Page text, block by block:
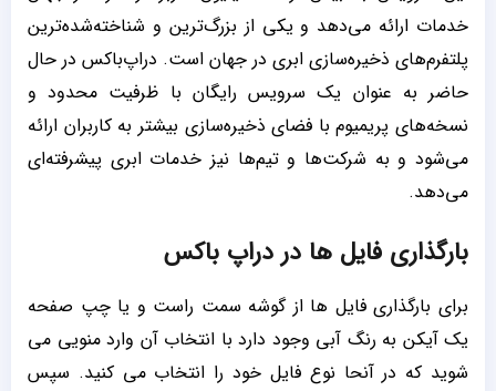
خدمات ارائه می‌دهد و یکی از بزرگ‌ترین و شناخته‌شده‌ترین
پلتفرم‌های ذخیره‌سازی ابری در جهان است. دراپ‌باکس در حال
حاضر به عنوان یک سرویس رایگان با ظرفیت محدود و
نسخه‌های پریمیوم با فضای ذخیره‌سازی بیشتر به کاربران ارائه
می‌شود و به شرکت‌ها و تیم‌ها نیز خدمات ابری پیشرفته‌ای
می‌دهد.
بارگذاری فایل ها در دراپ باکس
برای بارگذاری فایل ها از گوشه سمت راست و یا چپ صفحه
یک آیکن به رنگ آبی وجود دارد با انتخاب آن وارد منویی می
شوید که در آنحا نوع فایل خود را انتخاب می کنید. سپس